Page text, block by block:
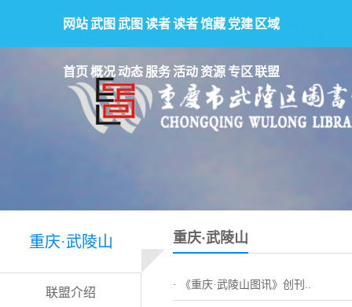
网站
首页
武图
概况
武图
动态
读者
服务
读者
活动
馆藏
资源
党建
专区
区域
联盟
重庆·武陵山
联盟介绍
重庆·武陵山
· 《重庆·武陵山图讯》创刊..